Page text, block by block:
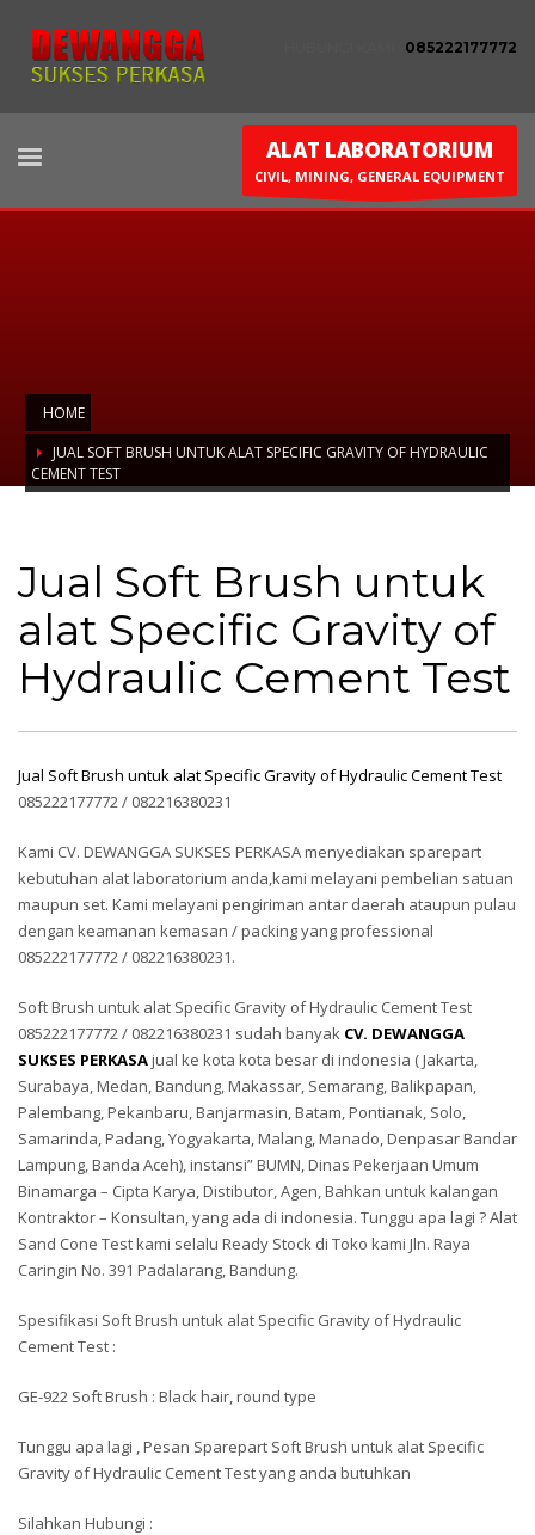
085222177772
ALAT LABORATORIUM
CIVIL, MINING, GENERAL EQUIPMENT
HOME
JUAL SOFT BRUSH UNTUK ALAT SPECIFIC GRAVITY OF HYDRAULIC
CEMENT TEST
Gravity of Hydraulic Cement Test
Jual Soft Brush untuk
alat Specific Gravity of
Hydraulic Cement Test
Jual Soft Brush untuk alat Specific Gravity of Hydraulic Cement Test
085222177772 / 082216380231
Kami CV. DEWANGGA SUKSES PERKASA menyediakan sparepart
kebutuhan alat laboratorium anda,kami melayani pembelian satuan
maupun set. Kami melayani pengiriman antar daerah ataupun pulau
dengan keamanan kemasan / packing yang professional
085222177772 / 082216380231.
Soft Brush untuk alat Specific Gravity of Hydraulic Cement Test
085222177772 / 082216380231 sudah banyak CV. DEWANGGA
SUKSES PERKASAjual ke kota kota besar di indonesia ( Jakarta,
Surabaya, Medan, Bandung, Makassar, Semarang, Balikpapan,
Palembang, Pekanbaru, Banjarmasin, Batam, Pontianak, Solo,
Samarinda, Padang, Yogyakarta, Malang, Manado, Denpasar Bandar
Lampung, Banda Aceh), instansi” BUMN, Dinas Pekerjaan Umum
Binamarga – Cipta Karya, Distibutor, Agen, Bahkan untuk kalangan
Kontraktor – Konsultan, yang ada di indonesia. Tunggu apa lagi ? Alat
Sand Cone Test kami selalu Ready Stock di Toko kami Jln. Raya
Caringin No. 391 Padalarang, Bandung.
Spesifikasi Soft Brush untuk alat Specific Gravity of Hydraulic
Cement Test :
GE-922 Soft Brush : Black hair, round type
Tunggu apa lagi , Pesan Sparepart Soft Brush untuk alat Specific
Gravity of Hydraulic Cement Test yang anda butuhkan
Silahkan Hubungi :